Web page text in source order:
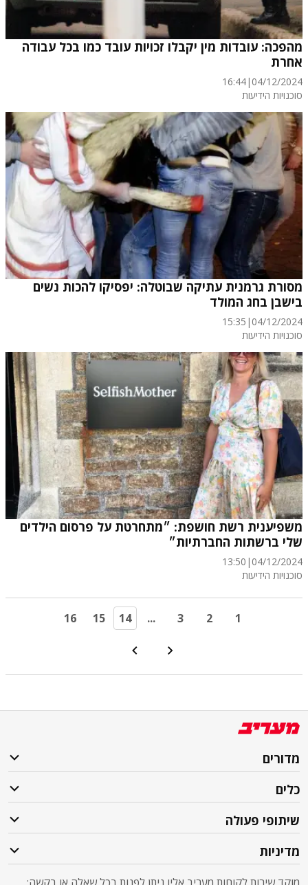
מהפכה: עובדות מין יקבלו זכויות עובד כמו בכל עבודה
אחרת
04/12/2024
|
16:44
סוכנויות הידיעות
מסורת גרמנית עתיקה שבוטלה: יפסיקו להכות נשים
בישבן בחג המולד
04/12/2024
|
15:35
סוכנויות הידיעות
משפיענית רשת חושפת: ״מתחרטת על פרסום הילדים
שלי ברשתות החברתיות״
04/12/2024
|
13:50
סוכנויות הידיעות
16 15 14 ... 3 2 1
מדורים
כלים
שיתופי פעולה
מדיניות